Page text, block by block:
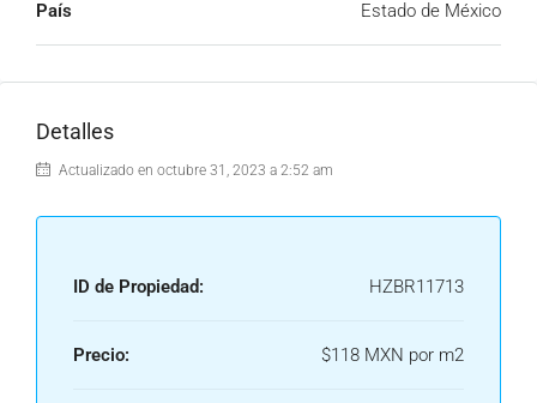
País Estado de México
Detalles
Actualizado en octubre 31, 2023 a 2:52 am
ID de Propiedad: HZBR11713
Precio: $118 MXN por m2